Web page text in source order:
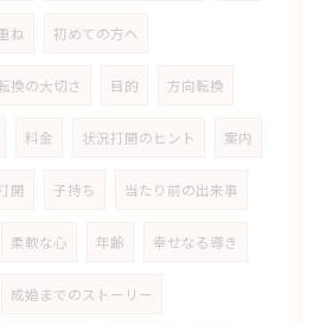
ね 初めての方へ
換の大切さ 目的 方向転換
料金 状況打開のヒント 案内
開 子持ち 当たり前の出来事
柔軟な心 年齢 幸せなる導き
成婚までのストーリー